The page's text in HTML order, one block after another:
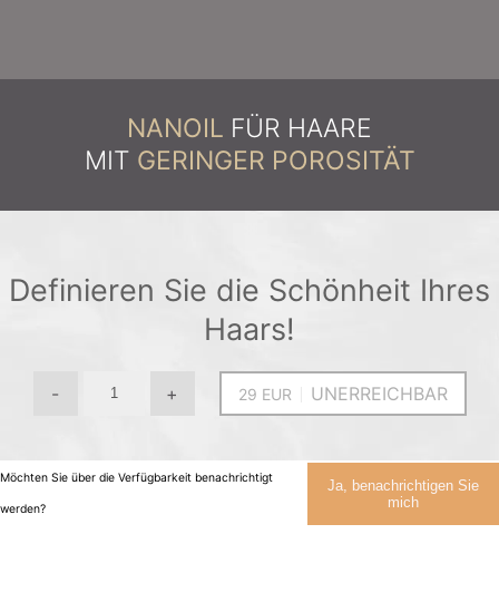
NANOIL FÜR HAARE
MIT GERINGER POROSITÄT
Definieren Sie die Schönheit Ihres
Haars!
- + UNERREICHBAR
Möchten Sie über die Verfügbarkeit benachrichtigt
werden?
Ja, benachrichtigen Sie
mich